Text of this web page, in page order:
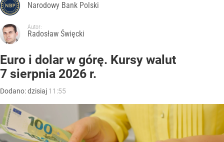
Narodowy Bank Polski
Autor:
Radosław Święcki
Euro i dolar w górę. Kursy walut
7 sierpnia 2026 r.
Dodano:dzisiaj 11:55